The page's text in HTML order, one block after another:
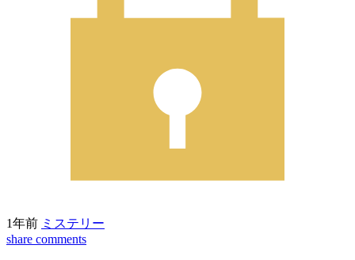
1年前 ミステリー
share comments